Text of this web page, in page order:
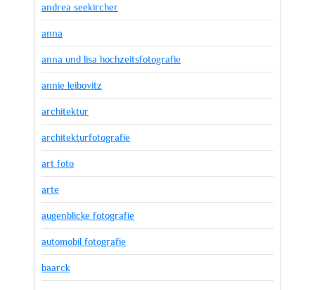
andrea seekircher
anna
anna und lisa hochzeitsfotografie
annie leibovitz
architektur
architekturfotografie
art foto
arte
augenblicke fotografie
automobil fotografie
baarck